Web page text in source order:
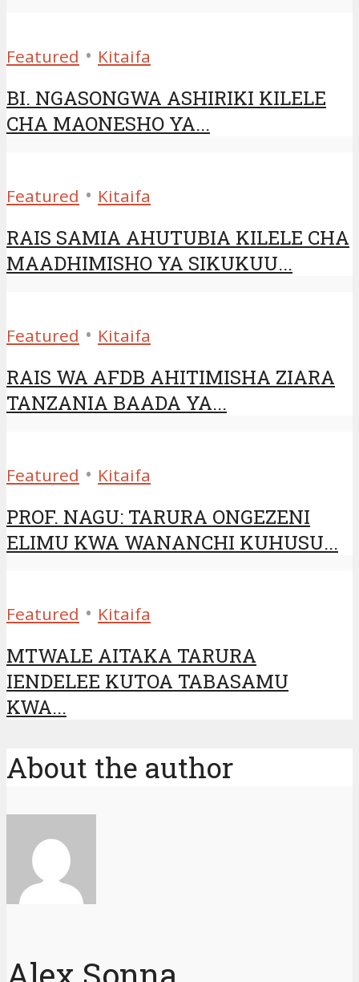
Featured • Kitaifa
BI. NGASONGWA ASHIRIKI KILELE
CHA MAONESHO YA...
Featured • Kitaifa
RAIS SAMIA AHUTUBIA KILELE CHA
MAADHIMISHO YA SIKUKUU...
Featured • Kitaifa
RAIS WA AFDB AHITIMISHA ZIARA
TANZANIA BAADA YA...
Featured • Kitaifa
PROF. NAGU: TARURA ONGEZENI
ELIMU KWA WANANCHI KUHUSU...
Featured • Kitaifa
MTWALE AITAKA TARURA
IENDELEE KUTOA TABASAMU
KWA...
About the author